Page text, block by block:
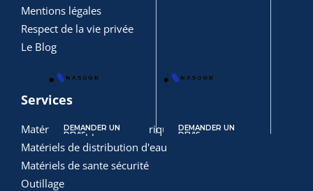
DEMANDER UN
DEVIS
DEMANDER UN
DEVIS
Mentions légales
Respect de la vie privée
Le Blog
Services
Matériels et appareils électriques
Matériels de distribution d'eau
Matériels de sante sécurité
Outillage